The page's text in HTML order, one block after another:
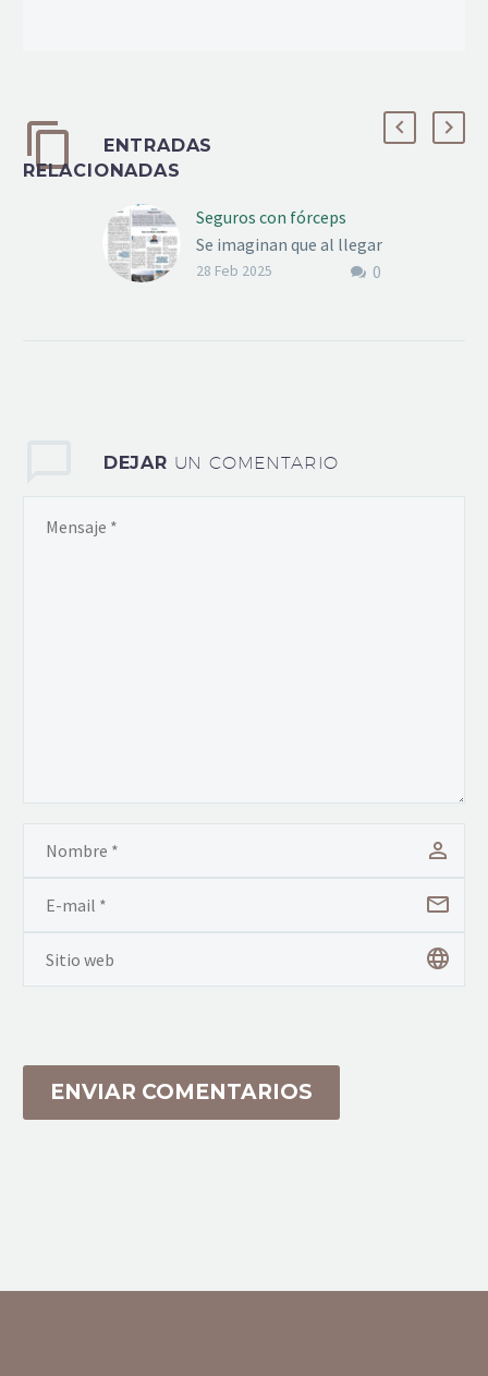
ENTRADAS
RELACIONADAS
Seguros con fórceps
Se imaginan que al llegar
a la línea de caja del
0
28 Feb 2025
DEJAR UN COMENTARIO
ENVIAR COMENTARIOS